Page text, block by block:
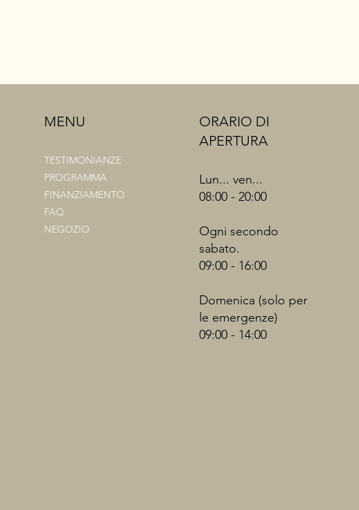
MENU
TESTIMONIANZE
PROGRAMMA
FINANZIAMENTO
FAQ
NEGOZIO
ORARIO DI
APERTURA
Lun... ven...
08:00 - 20:00
Ogni secondo
sabato.
09:00 - 16:00
Domenica (solo per
le emergenze)
09:00 - 14:00